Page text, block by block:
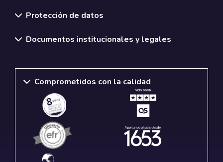
Protección de datos
Documentos institucionales y legales
Comprometidos con la calidad